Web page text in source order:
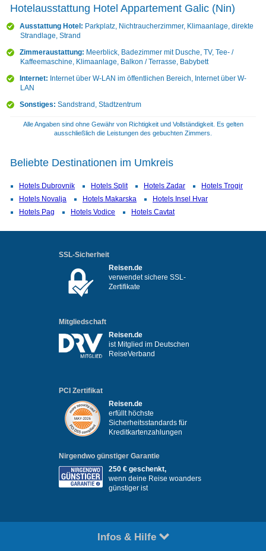
Hotelausstattung Hotel Appartement Galic (Nin)
Ausstattung Hotel: Parkplatz, Nichtraucherzimmer, Klimaanlage, direkte
Strandlage, Strand
Zimmeraustattung: Meerblick, Badezimmer mit Dusche, TV, Tee- /
Kaffeemaschine, Klimaanlage, Balkon / Terrasse, Babybett
Internet: Internet über W-LAN im öffentlichen Bereich, Internet über W-
LAN
Sonstiges: Sandstrand, Stadtzentrum
Alle Angaben sind ohne Gewähr von Richtigkeit und Vollständigkeit. Es gelten
ausschließlich die Leistungen des gebuchten Zimmers.
Beliebte Destinationen im Umkreis
Hotels Dubrovnik Hotels Split Hotels Zadar
Hotels Trogir
Hotels Novalja
Hotels Makarska
Hotels Insel Hvar
Hotels Pag
Hotels Vodice Hotels Cavtat
SSL-Sicherheit
Reisen.de
verwendet sichere SSL-
Zertifikate
Mitgliedschaft
Reisen.de
ist Mitglied im Deutschen
ReiseVerband
PCI Zertifikat
Reisen.de
erfüllt höchste
Sicherheitsstandards für
Kreditkartenzahlungen
Nirgendwo günstiger Garantie
250 € geschenkt,
wenn deine Reise woanders
günstiger ist
Infos & Hilfe